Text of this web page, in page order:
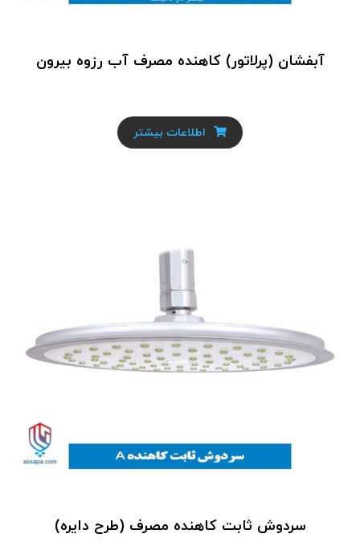
آبفشان (پرلاتور) کاهنده مصرف آب رزوه بیرون
اطلاعات بیشتر
سردوش ثابت کاهنده مصرف (طرح دایره)